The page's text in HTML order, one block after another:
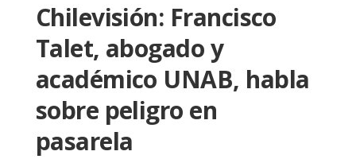
Chilevisión: Francisco
Talet, abogado y
académico UNAB, habla
sobre peligro en
pasarela